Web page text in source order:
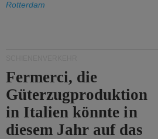
Rotterdam
Fermerci, die
Güterzugproduktion
in Italien könnte in
diesem Jahr auf das